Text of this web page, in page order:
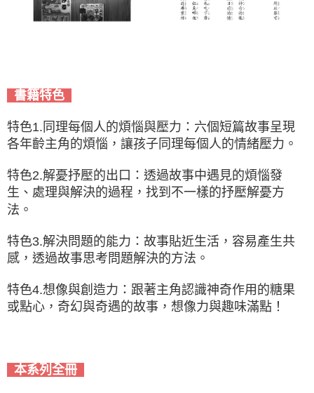
書籍特色
特色1.同理每個人的煩惱與壓力：六個短篇故事呈現
各年齡主角的煩惱，讓孩子同理每個人的情緒壓力。
特色2.解憂抒壓的出口：透過故事中遇見的煩惱發
生、處理與解決的過程，找到不一樣的抒壓解憂方
法。
特色3.解決問題的能力：故事貼近生活，容易產生共
感，透過故事思考問題解決的方法。
特色4.想像與創造力：跟著主角認識神奇作用的糖果
或點心，奇幻與奇遇的故事，想像力與趣味滿點！
本系列全冊